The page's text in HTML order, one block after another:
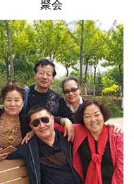
聚会